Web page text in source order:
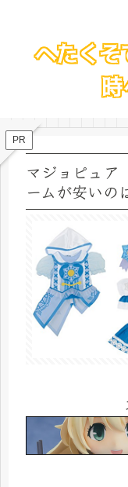
PR
マジョピュア
ームが安いの